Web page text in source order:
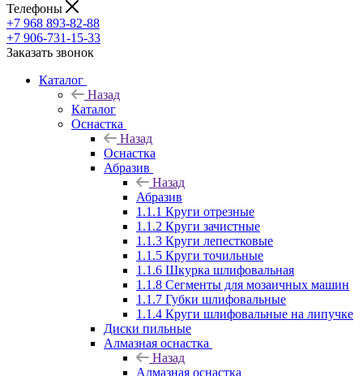
Телефоны
+7 968 893-82-88
+7 906-731-15-33
Заказать звонок
Каталог
Назад
Каталог
Оснастка
Назад
Оснастка
Абразив
Назад
Абразив
1.1.1 Круги отрезные
1.1.2 Круги зачистные
1.1.3 Круги лепестковые
1.1.5 Круги точильные
1.1.6 Шкурка шлифовальная
1.1.8 Сегменты для мозаичных машин
1.1.7 Губки шлифовальные
1.1.4 Круги шлифовальные на липучке
Диски пильные
Алмазная оснастка
Назад
Алмазная оснастка